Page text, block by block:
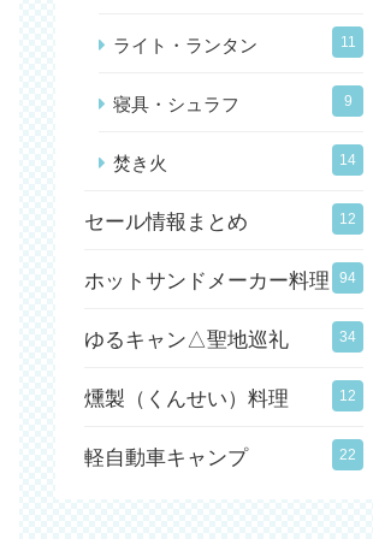
ライト・ランタン 11
寝具・シュラフ 9
焚き火 14
セール情報まとめ 12
ホットサンドメーカー料理 94
ゆるキャン△聖地巡礼 34
燻製（くんせい）料理 12
軽自動車キャンプ 22